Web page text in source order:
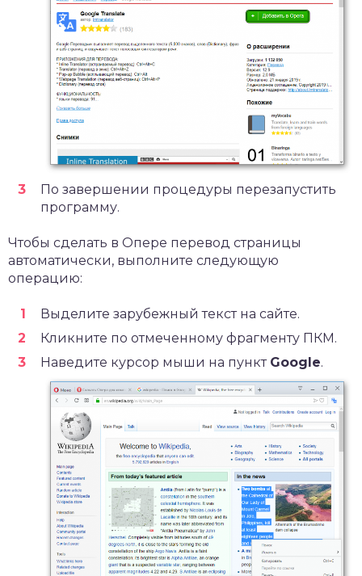
По завершении процедуры перезапустить
программу.
Чтобы сделать в Опере перевод страницы
автоматически, выполните следующую
операцию:
Выделите зарубежный текст на сайте.
Кликните по отмеченному фрагменту ПКМ.
Наведите курсор мыши на пункт Google.